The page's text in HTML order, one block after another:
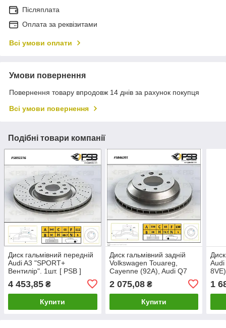
Післяплата
Оплата за реквізитами
Всі умови оплати
Умови повернення
Повернення товару впродовж 14 днів за рахунок покупця
Всі умови повернення
Подібні товари компанії
Диск гальмівний передній
Audi A3 "SPORT+
Вентилір". 1шт. [ PSB ]
4 453,85 ₴
Купити
Диск гальмівний задній
Volkswagen Touareg,
Cayenne (92A), Audi Q7
[PSB] 7L8615601C
2 075,08₴
Купити
1